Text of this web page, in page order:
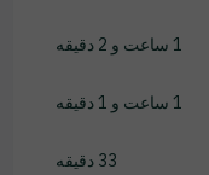
1 ساعت و 2 دقیقه
1 ساعت و 1 دقیقه
33 دقیقه